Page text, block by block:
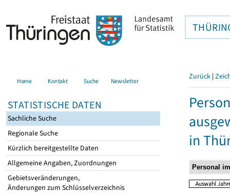
Home Kontakt Suche Newsletter
STATISTISCHE DATEN
Sachliche Suche
Regionale Suche
Kürzlich bereitgestellte Daten
Allgemeine Angaben, Zuordnungen
Gebietsveränderungen,
Änderungen zum Schlüsselverzeichnis
Zurück |
in